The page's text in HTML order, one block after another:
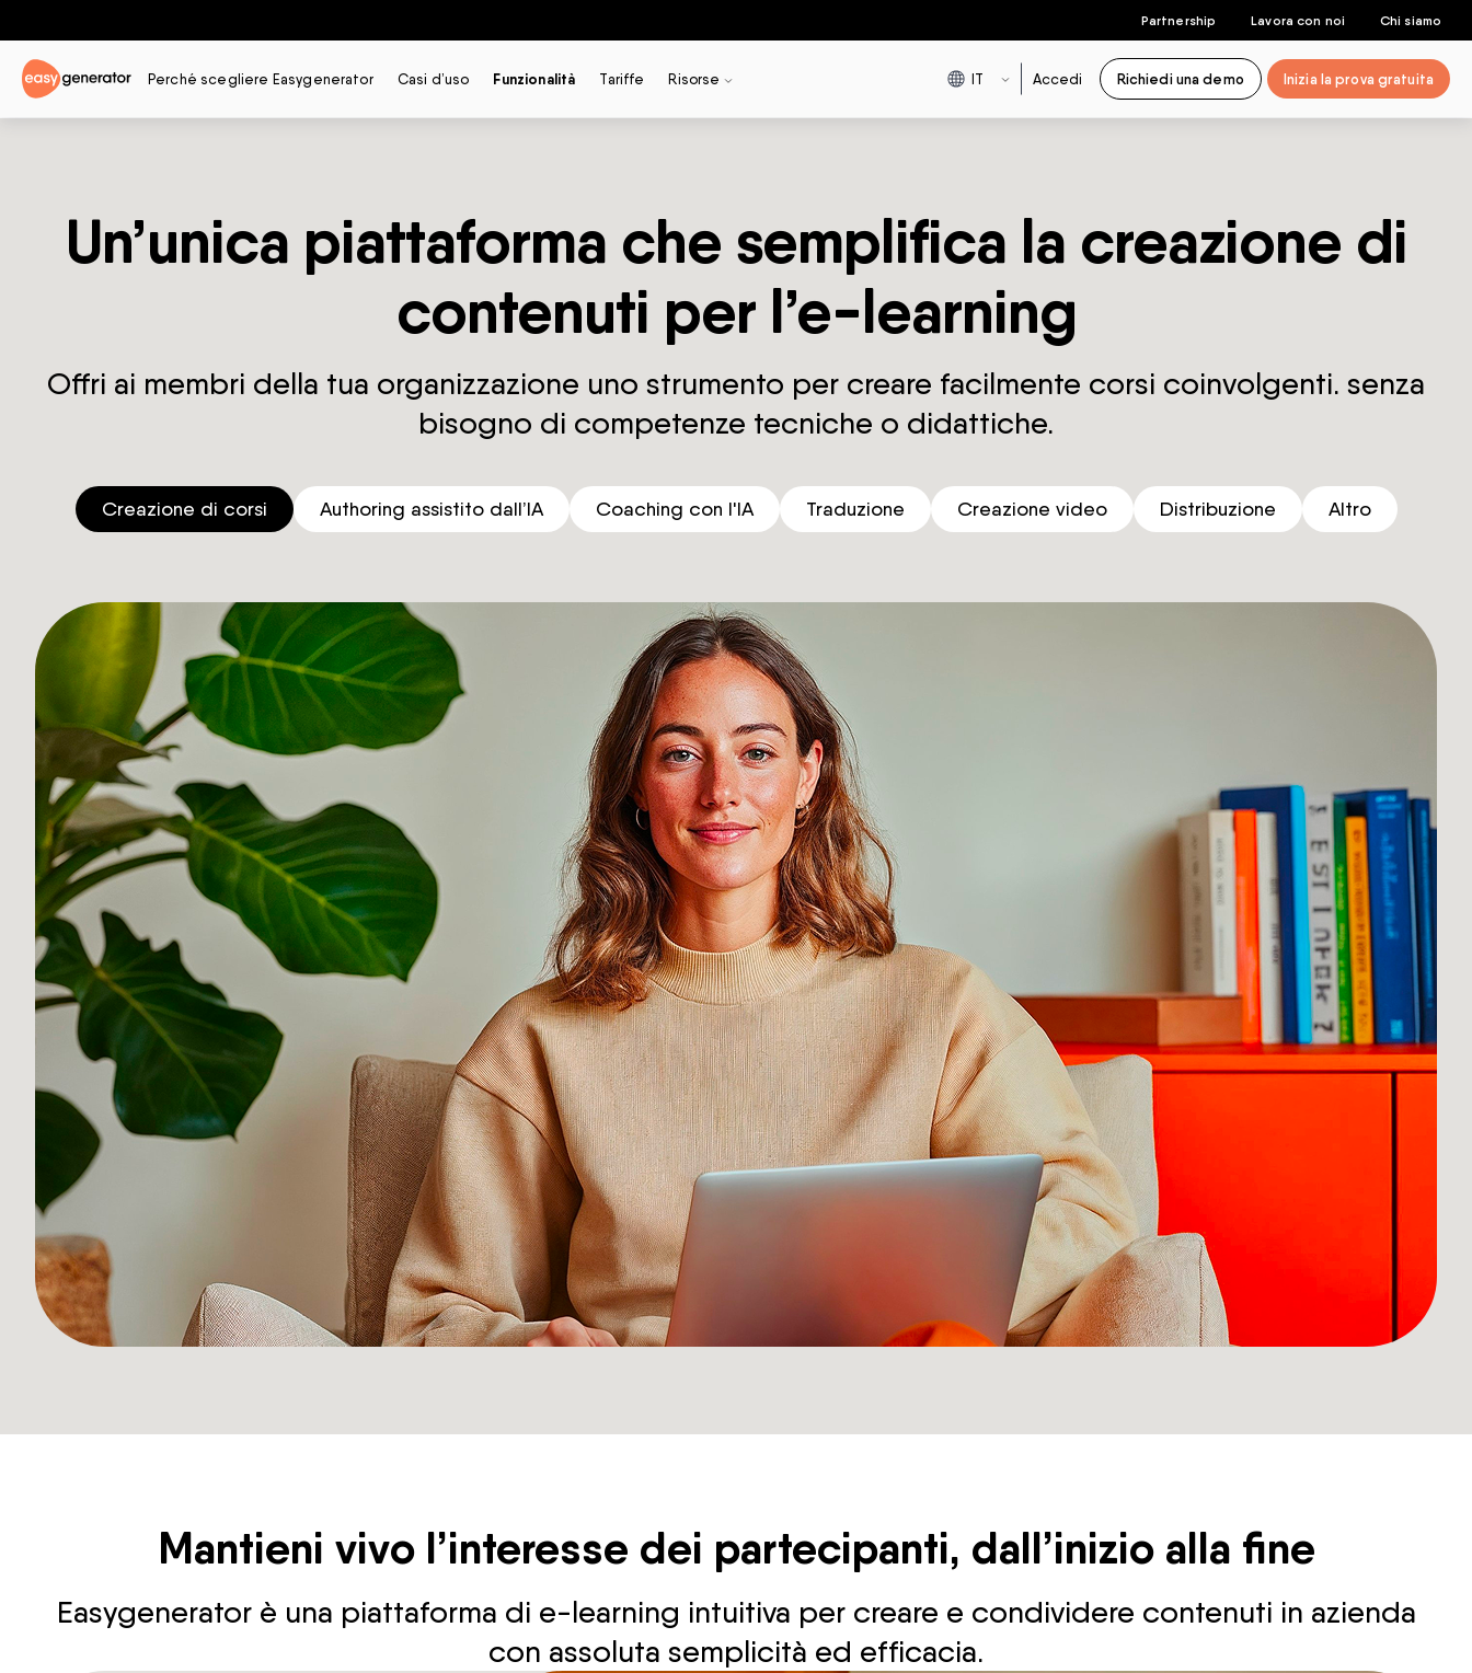
Partnership Lavora con noi Chi siamo
Perché scegliere Easygenerator Casi d’uso Funzionalità Tariffe Risorse IT Accedi Richiedi una demo Inizia la prova gratuita
Un’unica piattaforma che semplifica la creazione di
contenuti per l’e-learning
Offri ai membri della tua organizzazione uno strumento per creare facilmente corsi coinvolgenti. senza
bisogno di competenze tecniche o didattiche.
Creazione di corsi Authoring assistito dall’IA Coaching con l'IA Traduzione Creazione video Distribuzione Altro
Mantieni vivo l’interesse dei partecipanti, dall’inizio alla fine
Easygenerator è una piattaforma di e-learning intuitiva per creare e condividere contenuti in azienda
con assoluta semplicità ed efficacia.